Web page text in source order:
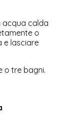
acqua calda
o
e lasciare
o tre bagni.